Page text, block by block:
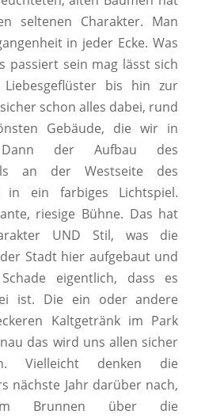
seltenen Charakter. Man
in jeder Ecke. Was
passiert sein mag lässt sich
bis hin zur
schon alles dabei, rund
Gebäude, die wir in
der Aufbau des
an der Westseite des
in ein farbiges Lichtspiel.
riesige Bühne. Das hat
UND Stil, was die
Stadt hier aufgebaut und
eigentlich, dass es
ist. Die ein oder andere
Kaltgetränk im Park
das wird uns allen sicher
Vielleicht denken die
nächste Jahr darüber nach,
Brunnen über die